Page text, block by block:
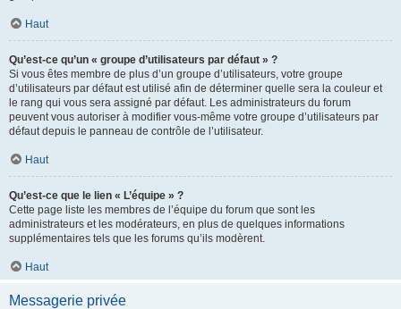
Haut
Qu’est-ce qu’un « groupe d’utilisateurs par défaut » ?
Si vous êtes membre de plus d’un groupe d’utilisateurs, votre groupe
d’utilisateurs par défaut est utilisé afin de déterminer quelle sera la couleur et
le rang qui vous sera assigné par défaut. Les administrateurs du forum
peuvent vous autoriser à modifier vous-même votre groupe d’utilisateurs par
défaut depuis le panneau de contrôle de l’utilisateur.
Haut
Qu’est-ce que le lien « L’équipe » ?
Cette page liste les membres de l’équipe du forum que sont les
administrateurs et les modérateurs, en plus de quelques informations
supplémentaires tels que les forums qu’ils modèrent.
Haut
Messagerie privée